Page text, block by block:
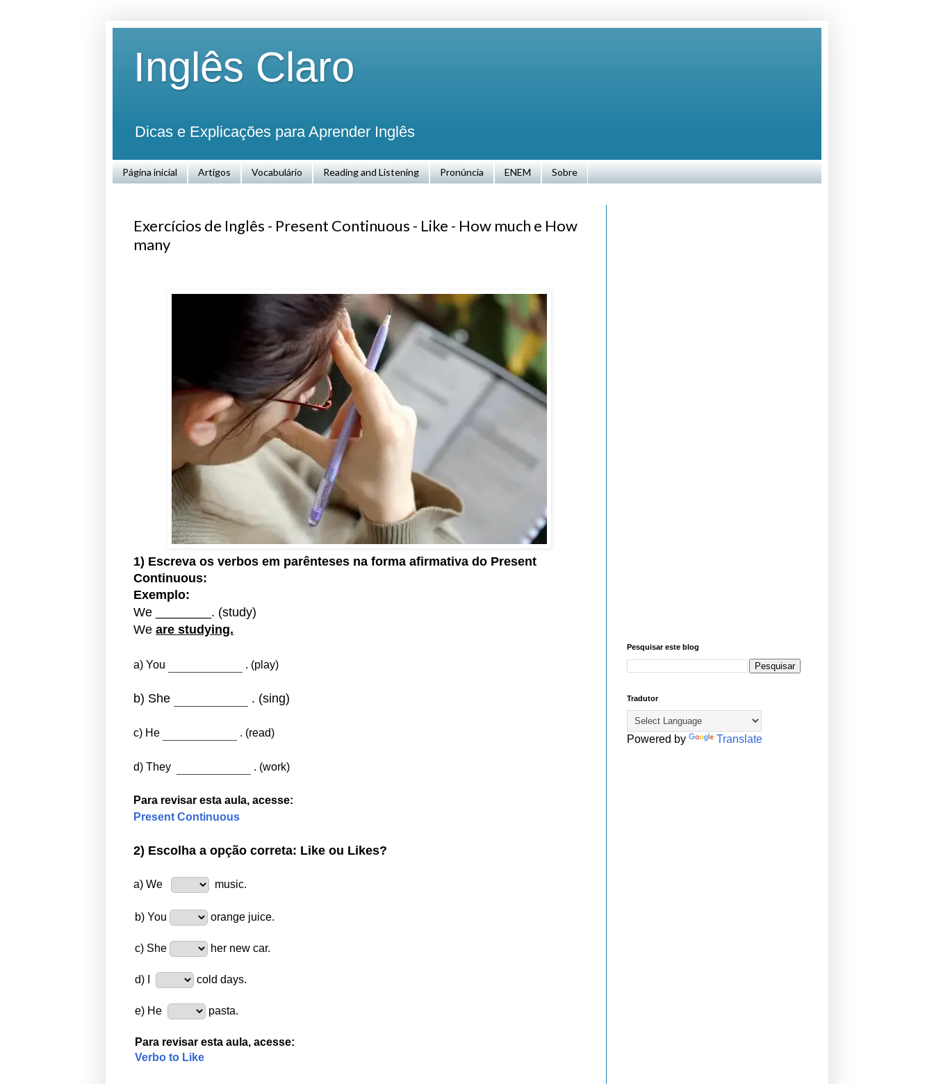
Inglês Claro
Dicas e Explicações para Aprender Inglês
Página inicial Artigos Vocabulário Reading and Listening Pronúncia ENEM Sobre
Exercícios de Inglês - Present Continuous - Like - How much e How
many
1) Escreva os verbos em parênteses na forma afirmativa do Present
Continuous:
Exemplo:
We ________. (study)
We are studying.
a) You . (play)
b) She . (sing)
c) He . (read)
d) They . (work)
Para revisar esta aula, acesse:
Present Continuous
2) Escolha a opção correta: Like ou Likes?
a) We music.
b) You orange juice.
c) She her new car.
d) I cold days.
e) He pasta.
Para revisar esta aula, acesse:
Verbo to Like
Pesquisar este blog
Tradutor
Powered by Translate